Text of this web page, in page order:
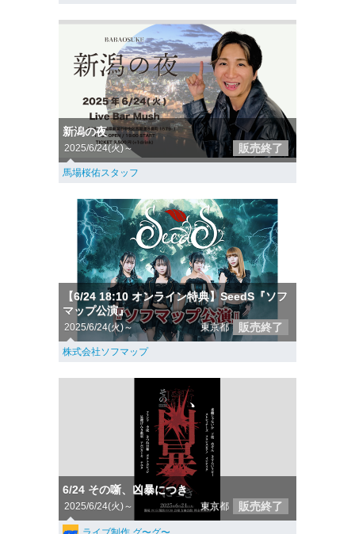
新潟の夜
2025/6/24(火)～ 販売終了
馬場桜佑スタッフ
【6/24 18:10 オンライン特典】SeedS『ソフ
マップ公演』
2025/6/24(火)～ 東京都 販売終了
株式会社ソフマップ
6/24 その噺、凶暴につき
2025/6/24(火)～ 東京都 販売終了